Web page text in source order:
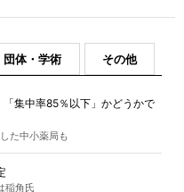
団体・学術 その他
「集中率85％以下」かどうかで
た中小薬局も
稲角氏